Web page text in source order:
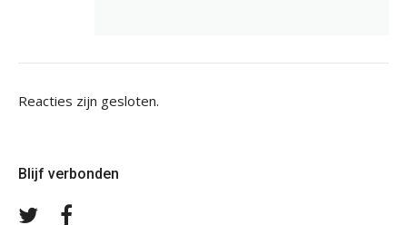
Reacties zijn gesloten.
Blijf verbonden
Volg